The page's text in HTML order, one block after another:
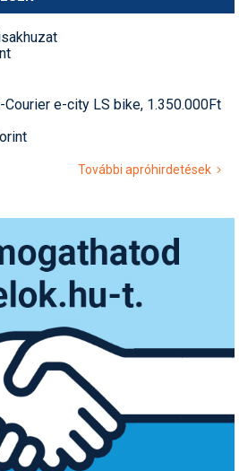
Courier e-city LS bike, 1.350.000Ft
További apróhirdetések